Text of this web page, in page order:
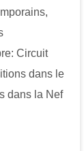
Circuit
dans le
dans la Nef